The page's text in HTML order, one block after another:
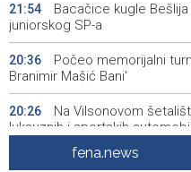
21:54
Bacačice kugle
juniorskog SP-a
20:36
Počeo memorijalni
Branimir Mašić Bani'
20:26
Na Vilsonovom
luksuznih i sportskih
Announcement of
fena.news